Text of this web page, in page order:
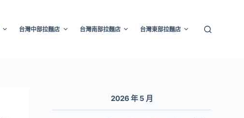
台灣中部拉麵店 台灣南部拉麵店 台灣東部拉麵店
2026 年 5 月